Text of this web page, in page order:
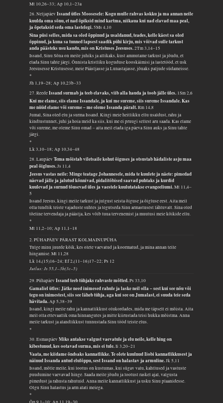
Mt 10,26–33; Ap 10,1–23a
26. NeljapäevIssand ütles Moosesele: Kogu mulle rahvas kokku ja ma annan neile
kuulda oma sõnu, et nad õpiksid mind kartma, niikaua kui nad elavad maa peal,
ja õpetaksid seda oma lastelegi.5Ms 4,10
Sina püsi selles, mida sa oled õppinud ja usaldanud, teades, kelle käest sa oled
õppinud, ja kuna sa tunned lapsest saadik pühi kirju, mis võivad sulle tarkust
anda päästeks usu kaudu, mis on Kristuses Jeesuses.2Tm 3,14–15
Issand, Sinu Sõna on meile juhiks ja allikaks, kust ammutame tarkust ja jõudu, et
elada Sinu tahte järgi. Õnnista kristliku koguduse kooskäimisi ja lastetööd, et usk
Jeesusesse Kristusesse, meie Päästjasse ja Lunastajasse, jõuaks paljude südameisse.
*
Jh 1,19–28; Ap 10,23b–33
27. ReedeIssand surmab ja teeb elavaks, viib alla hauda ja toob jälle üles. 1Sm 2,6
Kui me elame, siis elame Issandale, ja kui me sureme, siis sureme Issandale. Kas
me nüüd elame või sureme – me oleme Issanda päralt.Rm 14,8
Jumal, Sina oled elu ja surma Issand. Kingi meie heitlikku ellu usaldust, rahu ja
kindlustunnet, juhi ja hoia meid ka siis, kui me ei pruugi sellest aru saada. Kas elame
või sureme, me oleme Sinu omad – aita meil elada iga päeva Sinu auks ja Sinu tahte
järgi.
*
Lk 3,10–18; Ap 10,34–48
28. LaupäevTema mõistab viletsaile kohut õiguses ja otsustab hädaliste asju maa
peal õigluses.Js 11,4
Jeesus vastas neile: Minge teatage Johannesele, mida te kuulete ja näete: pimedad
näevad jälle ja jalutud kõnnivad, pidalitõbised saavad puhtaks ja kurdid
kuulevad ja surnud tõusevad üles ja vaestele kuulutatakse evangeeliumi.Mt 11,4–
5
Issand Jeesus, kingi meile tarkust ja julgust seista õiguse ja õigluse eest. Aita meil
olla tundlik teiste vajaduste suhtes ja tegutseda Sinu armastusest lähtuvalt. Sina oled
tõeline tervendaja ja päästja, kes võib tuua tervenemist ja muutusi meie kõikide ellu.
*
Mt 11,2–10; Ap 11,1–18
2. PÜHAPÄEV PÄRAST KOLMAINUPÜHA
Tulge minu juurde kõik, kes olete vaevatud ja koormatud, ja mina annan teile
hingamise.Mt 11,28
Lk 14,(15)16–24; Ef 2,(11–16)17–22; Ps 12
Jutlus: Js 55,1–3b(3c–5)
29. PühapäevIssand teeb tühjaks rahvaste mõtted.Ps 33,10
Gamaliel ütles: Jätke need inimesed rahule ja laske neil olla – sest kui see nõu või
tegu on inimestest, siis see läheb tühja, aga kui see on Jumalast, ei suuda teie seda
hävitada.Ap 5,38–39
Issand, kingi meile rahu ja kannatlikkust olukordades, mida me täpselt ei mõista. Aita
meil olla ettevaatlik oma hinnangutes ja mitte kiirustada teisi hukka mõistma. Anna
meile tarkust ja alandlikkust tunnustada Sinu tööd teiste elus.
*
30. EsmaspäevMiks antakse valgust vaevatule ja elu neile, kelle hing on
kibestunud, kes ootavad surma, mis ei tule.Ii 3,20–21
Vaata, me kiidame õndsaks kannatlikke. Te olete kuulnud Iiobi kannatlikkusest ja
näinud Issanda antud elulõppu, sest Issand on halastav ja armuline.Jk 5,11
Issand, mõtle meile, kui lootus on kustumas, kui sügav valu, kahtlused ja vastuste
puudumine vaevavad hinge. Saada meile jõudu ja lootust raskel ajal, valgusta
pimedust ja rahusta rahutuid. Anna meile kannatlikkust ja usku Sinu plaanidesse.
Olgu Sinu halastus ja arm alati meiega.
*